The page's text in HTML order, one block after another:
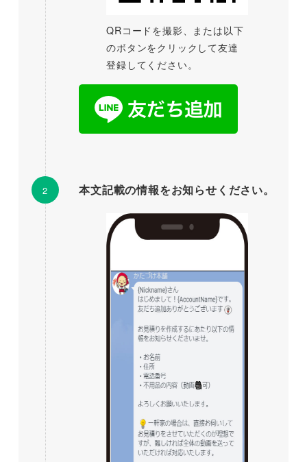
QRコードを撮影、または以下
のボタンをクリックして友達
登録してください。
本文記載の情報をお知らせください。